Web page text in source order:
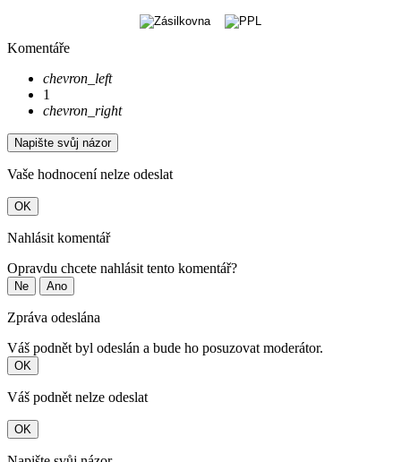
Komentáře
chevron_left
1
chevron_right
Napište svůj názor
Vaše hodnocení nelze odeslat
OK
Nahlásit komentář
Opravdu chcete nahlásit tento komentář?
Ne Ano
Zpráva odeslána
Váš podnět byl odeslán a bude ho posuzovat moderátor.
OK
Váš podnět nelze odeslat
OK